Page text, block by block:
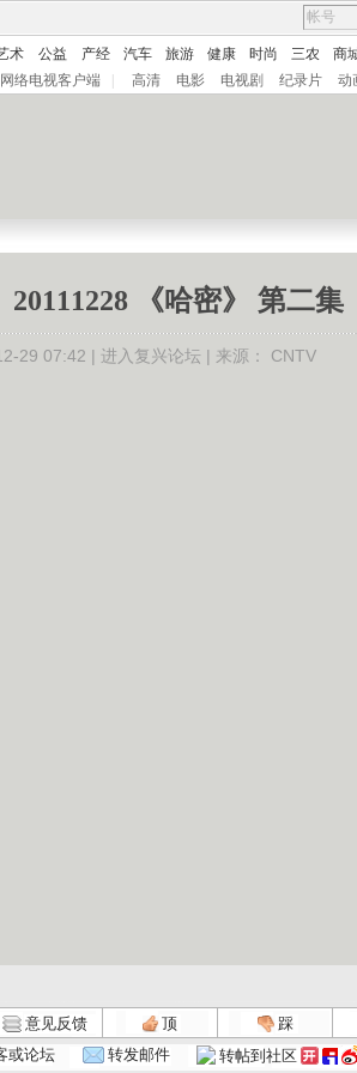
术 公益 产经 汽车 旅游 健康 时尚 三农
商
网络电视客户端 高清 电影 电视剧 纪录片 动
20111228 《哈密》 第二集
29 07:42 | 进入复兴论坛 | 来源： CNTV
意见反馈 顶
踩
或论坛 转发邮件 转帖到社区